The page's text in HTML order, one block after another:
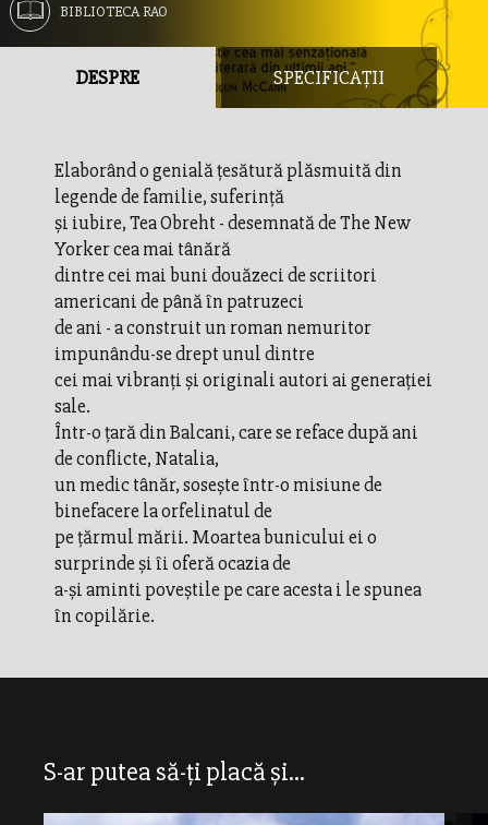
BIBLIOTECA RAO
DESPRE SPECIFICAȚII
Elaborând o genială ţesătură plăsmuită din
legende de familie, suferinţă
şi iubire, Tea Obreht - desemnată de The New
Yorker cea mai tânără
dintre cei mai buni douăzeci de scriitori
americani de până în patruzeci
de ani - a construit un roman nemuritor
impunându-se drept unul dintre
cei mai vibranţi şi originali autori ai generaţiei
sale.
Într-o ţară din Balcani, care se reface după ani
de conflicte, Natalia,
un medic tânăr, soseşte într-o misiune de
binefacere la orfelinatul de
pe ţărmul mării. Moartea bunicului ei o
surprinde şi îi oferă ocazia de
a-şi aminti poveştile pe care acesta i le spunea
în copilărie.
S-ar putea să-ți placă și...